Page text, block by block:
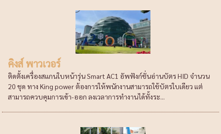
คิงส์ พาวเวอร์
ติดตั้งเครื่องสแกนใบหน้ารุ่น Smart AC1 อัพฟังก์ชั่นอ่านบัตร HID จำนวน
20 ชุด ทาง King power ต้องการให้พนักงานสามารถใช้บัตรใบเดียว แต่
สามารถควบคุมการเข้า-ออก ลงเวลาการทำงานได้ทั้งระ...